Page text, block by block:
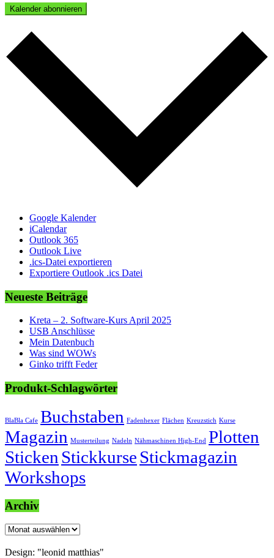
Kalender abonnieren
Google Kalender
iCalendar
Outlook 365
Outlook Live
.ics-Datei exportieren
Exportiere Outlook .ics Datei
Neueste Beiträge
Kreta – 2. Software-Kurs April 2025
USB Anschlüsse
Mein Datenbuch
Was sind WOWs
Ginko trifft Feder
Produkt-Schlagwörter
BlaBla Cafe Buchstaben Fadenhexer Flächen Kreuzstich Kurse
Magazin Musterteilung Nadeln Nähmaschinen High-End Plotten
Sticken Stickkurse Stickmagazin
Workshops
Archiv
Archiv
Design: "leonid matthias"